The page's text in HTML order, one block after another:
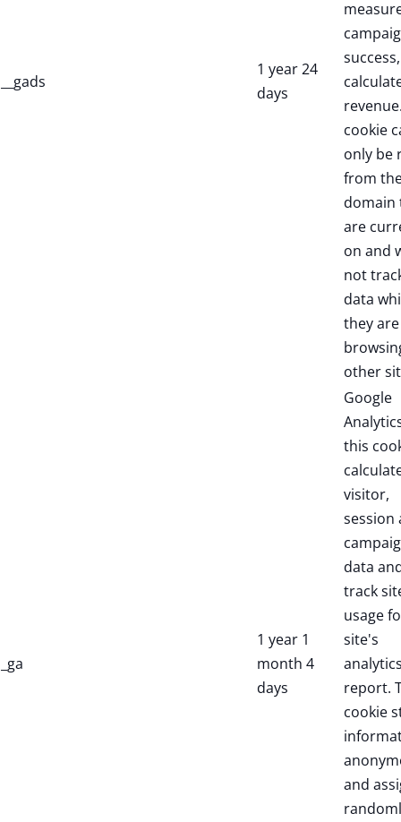
__gads
1 year 24
days
cookie
only be
from
domain
are
on and
not
data
they are
other
_ga
1 year 1
month 4
days
Google
this
visitor,
session
data
track
usage
site's
report.
cookie
and